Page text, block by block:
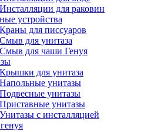
Инсталляции для раковин
устройства
Краны для писсуаров
Смыв для унитаза
Смыв для чаши Генуя
Крышки для унитаза
Напольные унитазы
Подвесные унитазы
Приставные унитазы
Унитазы с инсталляцией